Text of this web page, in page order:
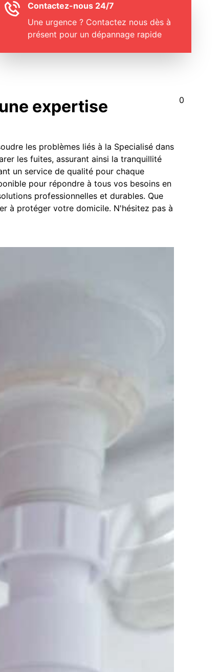
Contactez-nous 24/7
Une urgence ? Contactez nous dès à
présent pour un dépannage rapide
expertise
les problèmes liés à la Specialisé dans
les fuites, assurant ainsi la tranquillité
un service de qualité pour chaque
pour répondre à tous vos besoins en
professionnelles et durables. Que
à protéger votre domicile. N'hésitez pas à
0